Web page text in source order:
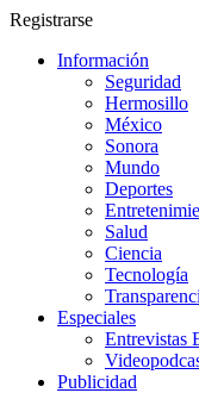
Registrarse
Información
Seguridad
Hermosillo
México
Sonora
Mundo
Deportes
Salud
Ciencia
Tecnología
Especiales
Entrevistas
Publicidad